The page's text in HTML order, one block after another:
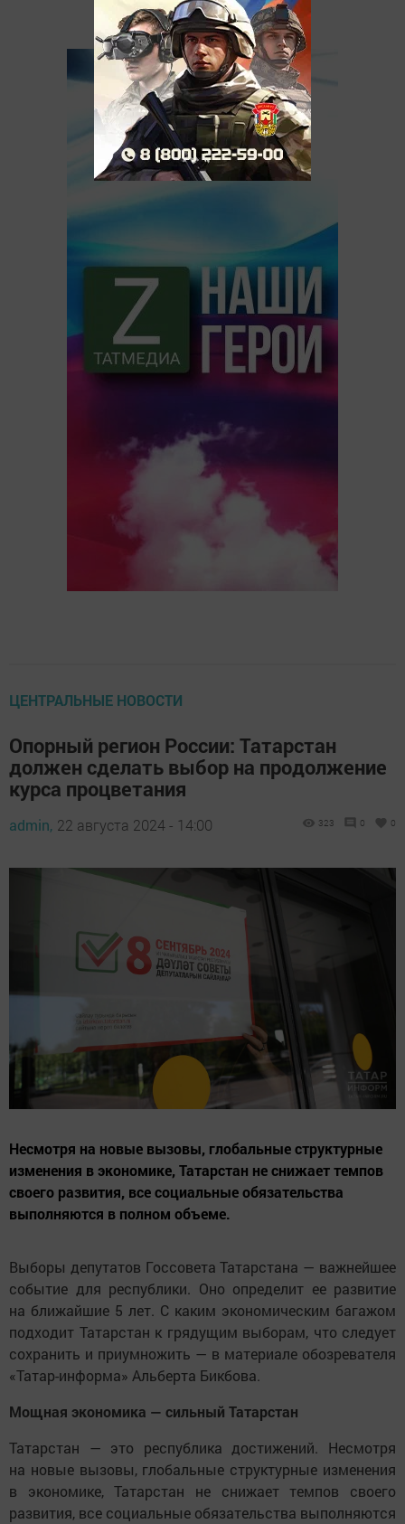
ЦЕНТРАЛЬНЫЕ НОВОСТИ
Опорный регион России: Татарстан
должен сделать выбор на продолжение
курса процветания
admin, 22 августа 2024 - 14:00 323 0 0
Несмотря на новые вызовы, глобальные структурные
изменения в экономике, Татарстан не снижает темпов
своего развития, все социальные обязательства
выполняются в полном объеме.
Выборы депутатов Госсовета Татарстана — важнейшее
событие для республики. Оно определит ее развитие
на ближайшие 5 лет. С каким экономическим багажом
подходит Татарстан к грядущим выборам, что следует
сохранить и приумножить — в материале обозревателя
«Татар-информа» Альберта Бикбова.
Мощная экономика — сильный Татарстан
Татарстан — это республика достижений. Несмотря
на новые вызовы, глобальные структурные изменения
в экономике, Татарстан не снижает темпов своего
развития, все социальные обязательства выполняются